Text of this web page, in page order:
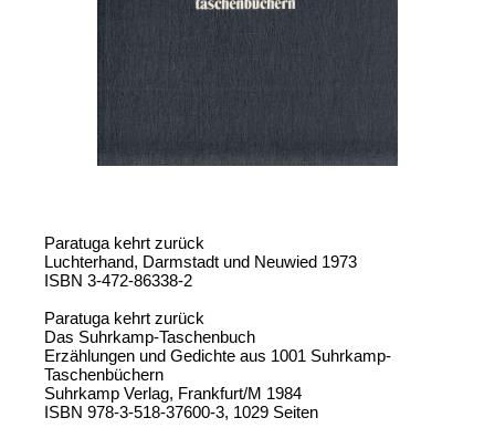
Paratuga kehrt zurück
Luchterhand, Darmstadt und Neuwied 1973
ISBN 3-472-86338-2
Paratuga kehrt zurück
Das Suhrkamp-Taschenbuch
Erzählungen und Gedichte aus 1001 Suhrkamp-
Taschenbüchern
Suhrkamp Verlag, Frankfurt/M 1984
ISBN 978-3-518-37600-3, 1029 Seiten